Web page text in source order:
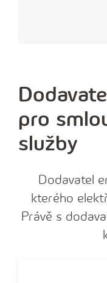
pro
služby
Dodavatel
kterého
Právě s